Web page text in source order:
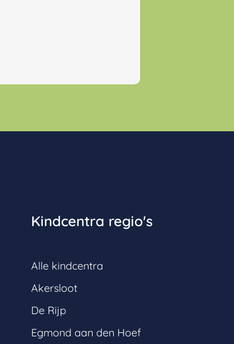
Kindcentra regio's
Alle kindcentra
Akersloot
De Rijp
Egmond aan den Hoef